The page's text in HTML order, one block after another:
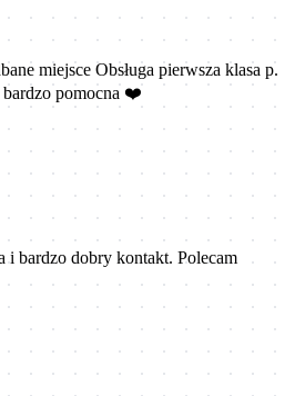
miejsce Obsługa pierwsza klasa p.
bardzo pomocna ❤️
i bardzo dobry kontakt. Polecam